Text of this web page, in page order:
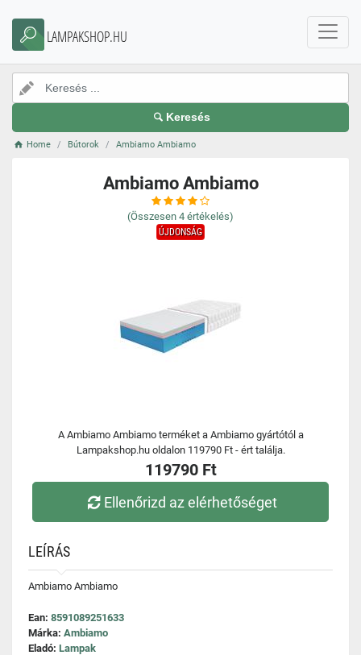
LAMPAKSHOP.HU
Keresés
Home Bútorok Ambiamo Ambiamo
Ambiamo Ambiamo
(Összesen 4 értékelés)
ÚJDONSÁG
A Ambiamo Ambiamo terméket a Ambiamo gyártótól a
Lampakshop.hu oldalon 119790 Ft - ért találja.
119790 Ft
Ellenőrizd az elérhetőséget
LEÍRÁS
Ambiamo Ambiamo
Ean: 8591089251633
Márka: Ambiamo
Eladó: Lampak